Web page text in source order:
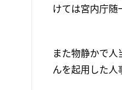
けては宮内庁随
また物静かで
んを起用した人